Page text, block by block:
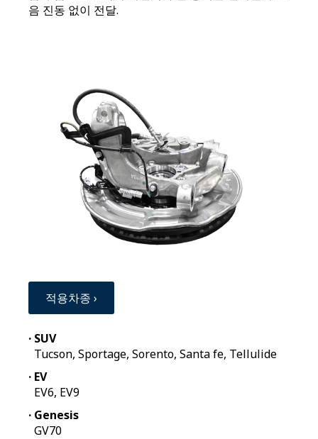
음 진동 없이 전달.
적용차종 ›
· SUV
Tucson, Sportage, Sorento, Santa fe, Tellulide
· EV
EV6, EV9
· Genesis
GV70